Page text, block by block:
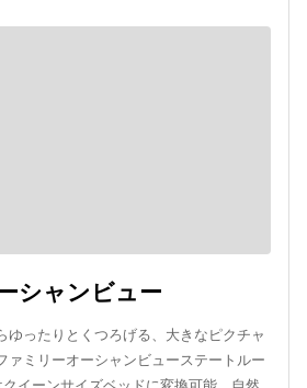
シャンビュー
ゆったりとくつろげる、大きなピクチャ
ァミリーオーシャンビューステートルー
イーンサイズベッドに変換可能。自然